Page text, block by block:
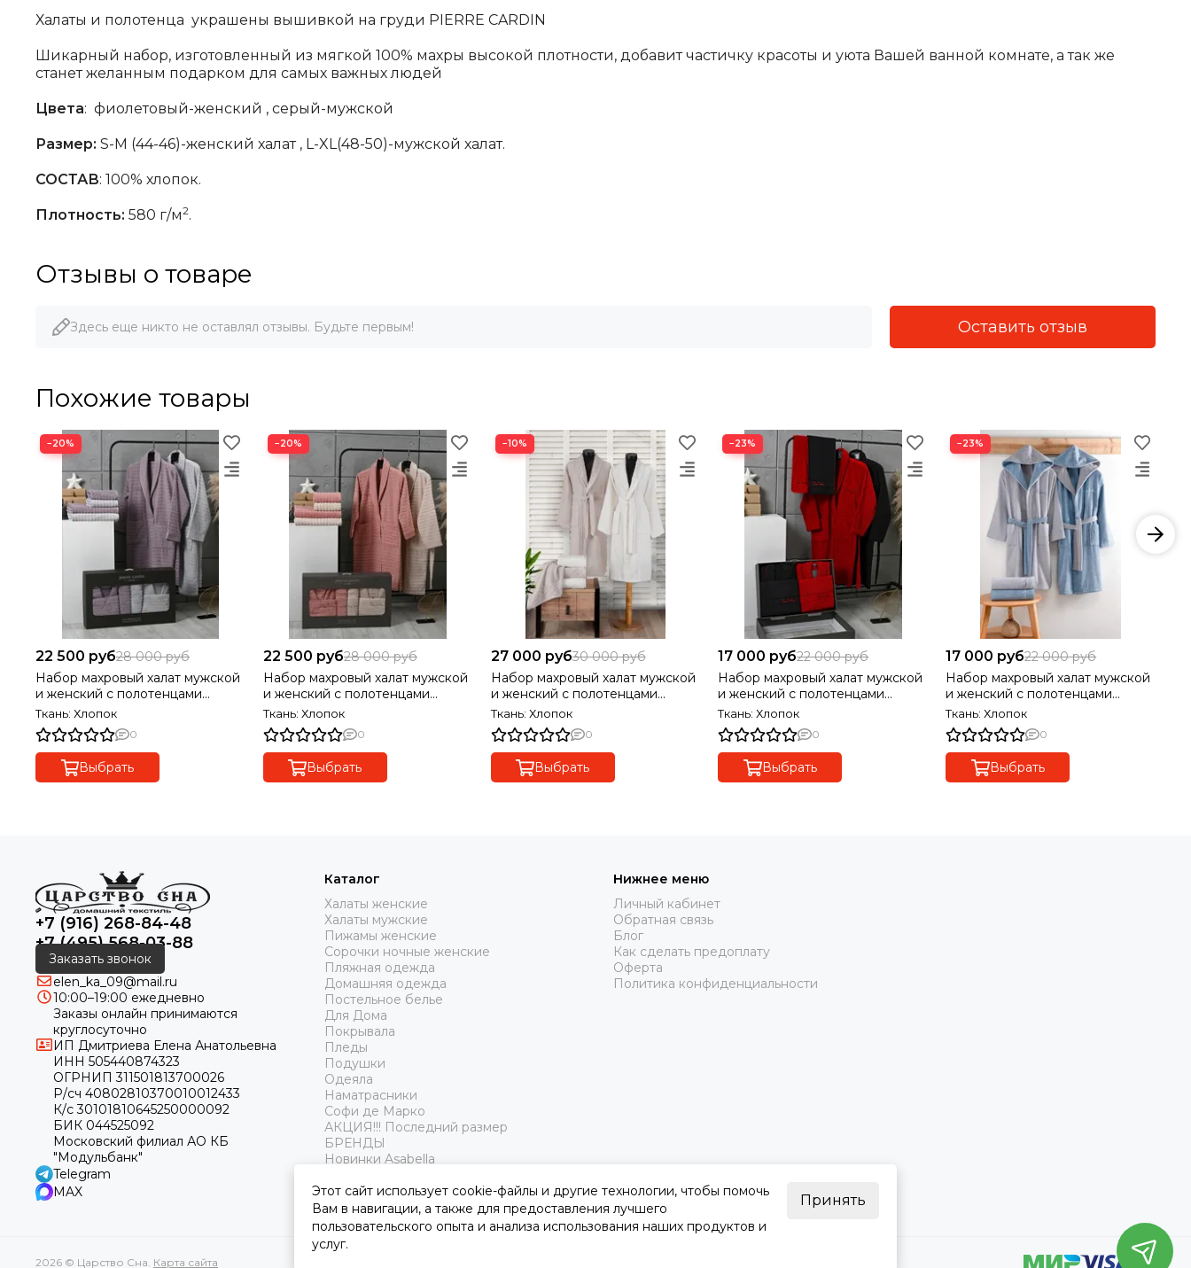
Халаты и полотенца украшены вышивкой на груди PIERRE CARDIN
Шикарный набор, изготовленный из мягкой 100% махры высокой плотности, добавит частичку красоты и уюта Вашей ванной комнате, а так же
станет желанным подарком для самых важных людей
Цвета: фиолетовый-женский , серый-мужской
Размер: S-M (44-46)-женский халат , L-XL (48-50)-мужской халат.
СОСТАВ: 100% хлопок.
Плотность: 580 г/м2.
Отзывы о товаре
Здесь еще никто не оставлял отзывы. Будьте первым! Оставить отзыв
Похожие товары
−20%
22 500 руб28 000 руб
Набор махровый халат мужской
и женский с полотенцами
PIERRE CARDIN
Ткань: Хлопок
0
Выбрать
−20%
22 500 руб28 000 руб
Набор махровый халат мужской
и женский с полотенцами
PIERRE CARDIN
Ткань: Хлопок
0
Выбрать
−10%
27 000 руб30 000 руб
Набор махровый халат мужской
и женский с полотенцами
PIERRE CARDIN
Ткань: Хлопок
0
Выбрать
−23%
17 000 руб22 000 руб
Набор махровый халат мужской
и женский с полотенцами
PIERRE CARDIN
Ткань: Хлопок
0
Выбрать
−23%
17 000 руб22 000 руб
Набор махровый халат мужской
и женский с полотенцами
PIERRE CARDIN
Ткань: Хлопок
0
Выбрать
+7 (916) 268-84-48
+7 (495) 568-03-88
Заказать звонок
elen_ka_09@mail.ru
10:00–19:00 ежедневно
Заказы онлайн принимаются
круглосуточно
ИП Дмитриева Елена Анатольевна
ИНН 505440874323
ОГРНИП 311501813700026
Р/сч 40802810370010012433
К/с 30101810645250000092
БИК 044525092
Московский филиал АО КБ
"Модульбанк"
Telegram
MAX
Каталог
Халаты женские
Халаты мужские
Пижамы женские
Сорочки ночные женские
Пляжная одежда
Домашняя одежда
Постельное белье
Для Дома
Покрывала
Пледы
Подушки
Одеяла
Наматрасники
Софи де Марко
АКЦИЯ!!! Последний размер
БРЕНДЫ
Новинки Asabella
Нижнее меню
Личный кабинет
Обратная связь
Блог
Как сделать предоплату
Оферта
Политика конфиденциальности
2026 © Царство Сна. Карта сайта
Этот сайт использует cookie-файлы и другие технологии, чтобы помочь
Вам в навигации, а также для предоставления лучшего
пользовательского опыта и анализа использования наших продуктов и
услуг.
Принять